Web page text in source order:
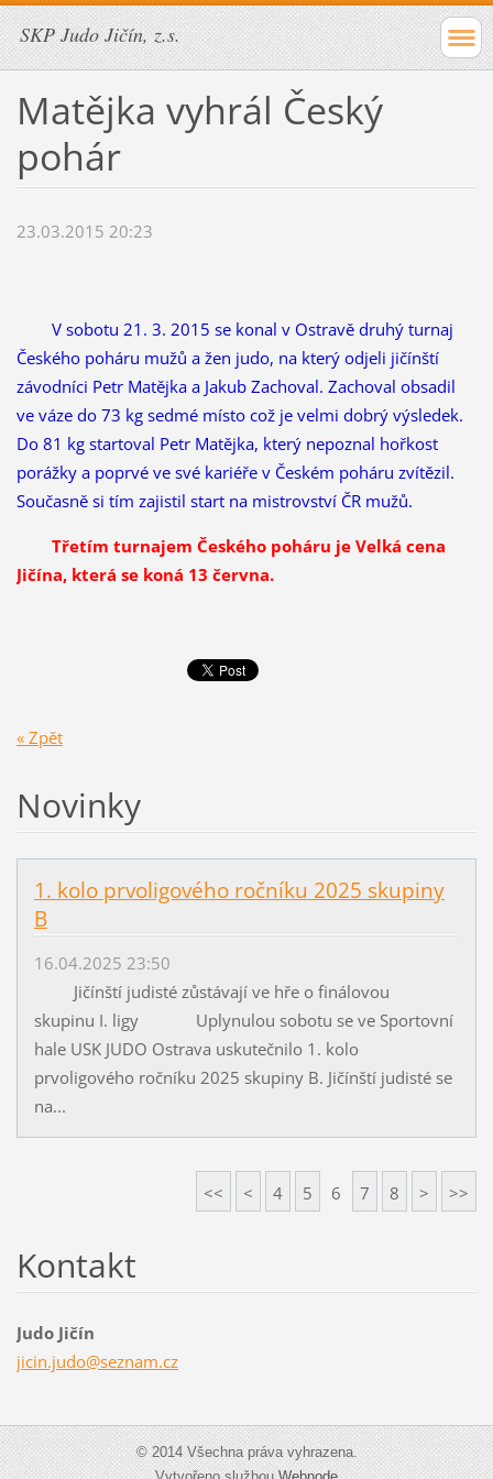
SKP Judo Jičín, z.s.
Matějka vyhrál Český
pohár
23.03.2015 20:23
V sobotu 21. 3. 2015 se konal v Ostravě druhý turnaj
Českého poháru mužů a žen judo, na který odjeli jičínští
závodníci Petr Matějka a Jakub Zachoval. Zachoval obsadil
ve váze do 73 kg sedmé místo což je velmi dobrý výsledek.
Do 81 kg startoval Petr Matějka, který nepoznal hořkost
porážky a poprvé ve své kariéře v Českém poháru zvítězil.
Současně si tím zajistil start na mistrovství ČR mužů.
Třetím turnajem Českého poháru je Velká cena
Jičína, která se koná 13 června.
« Zpět
Novinky
1. kolo prvoligového ročníku 2025 skupiny
B
16.04.2025 23:50
Jičínští judisté zůstávají ve hře o finálovou
skupinu I. ligy Uplynulou sobotu se ve Sportovní
hale USK JUDO Ostrava uskutečnilo 1. kolo
prvoligového ročníku 2025 skupiny B. Jičínští judisté se
na...
<< < 4 5 6 7 8 > >>
Kontakt
Judo Jičín
jicin.judo@seznam.cz
© 2014 Všechna práva vyhrazena.